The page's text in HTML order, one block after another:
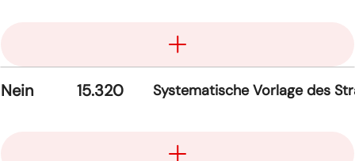
Nein 15.320 Systematische Vorlage des